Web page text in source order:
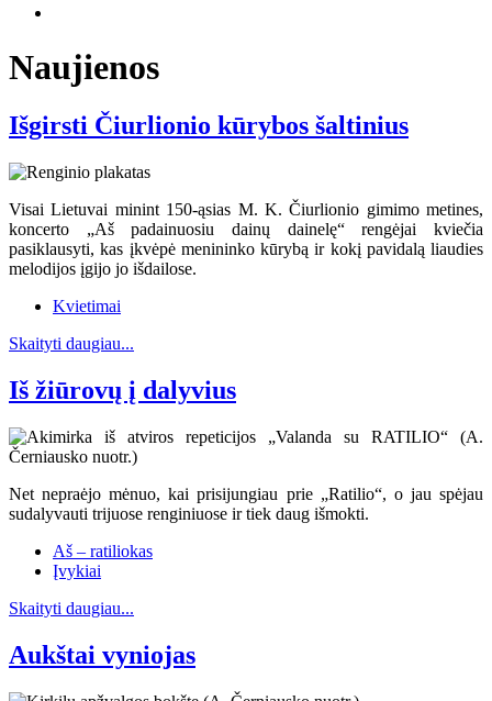
Naujienos
Išgirsti Čiurlionio kūrybos šaltinius
Visai Lietuvai minint 150-ąsias M. K. Čiurlionio gimimo metines,
koncerto „Aš padainuosiu dainų dainelę“ rengėjai kviečia
pasiklausyti, kas įkvėpė menininko kūrybą ir kokį pavidalą liaudies
melodijos įgijo jo išdailose.
Kvietimai
Skaityti daugiau...
Iš žiūrovų į dalyvius
Net nepraėjo mėnuo, kai prisijungiau prie „Ratilio“, o jau spėjau
sudalyvauti trijuose renginiuose ir tiek daug išmokti.
Aš – ratiliokas
Įvykiai
Skaityti daugiau...
Aukštai vyniojas